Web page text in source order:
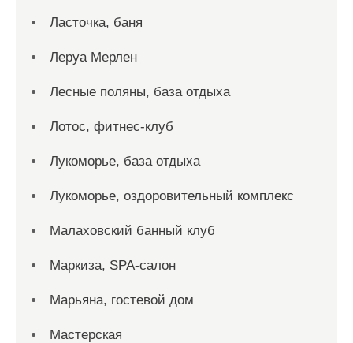
Ласточка, баня
Леруа Мерлен
Лесные поляны, база отдыха
Лотос, фитнес-клуб
Лукоморье, база отдыха
Лукоморье, оздоровительный комплекс
Малаховский банный клуб
Маркиза, SPA-салон
Марьяна, гостевой дом
Мастерская